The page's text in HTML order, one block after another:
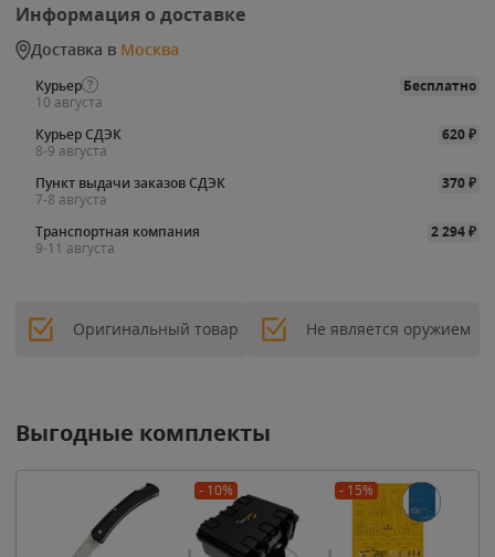
Информация о доставке
Доставка в Москва
Курьер
Бесплатно
10 августа
Курьер СДЭК
620₽
8-9 августа
Пункт выдачи заказов СДЭК
370₽
7-8 августа
Транспортная компания
2 294₽
9-11 августа
Оригинальный товар Не является оружием
Выгодные комплекты
- 10% - 15%